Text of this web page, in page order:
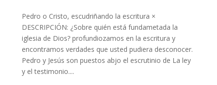
Pedro o Cristo, escudriñando la escritura ×
DESCRIPCIÓN: ¿Sobre quién está fundametada la
iglesia de Dios? profundiozamos en la escritura y
encontramos verdades que usted pudiera desconocer.
Pedro y Jesús son puestos abjo el escrutinio de La ley
y el testimonio....